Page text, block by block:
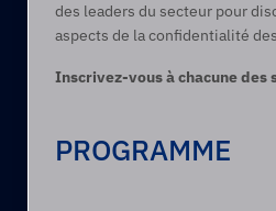
des leaders du secteur pour
aspects de la confidentialité
Inscrivez-vous à chacune des
PROGRAMME